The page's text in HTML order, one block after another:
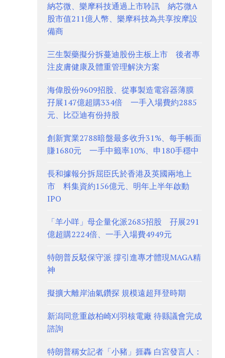
納芯微、樂摩科技通過上市聆訊 納芯微A
股市值211億人幣、樂摩科技為共享按摩設
備商
三生製藥擬分拆蔓迪股份主板上市 後者專
注皮膚健康及體重管理解決方案
海偉股份9609招股、從事製造電容器薄膜
孖展147億超購334倍 一手入場費約2885
元、比亞迪有份持股
創新實業2788暗盤最多收升31%、每手帳面
賺1680元 一手中籤率10%、申180手穩中
長和據報分拆屈臣氏於香港及英國兩地上
市 料集資約156億元、明年上半年啟動
IPO
「羊小咩」母企量化派2685招股 孖展291
億超購2224倍、一手入場費4949元
特朗普反駁保守派 撐引進專才體現MAGA精
神
擬擴大離岸油氣鑽探 規模遠超拜登時期
新潟同意重啟柏崎刈羽核電廠 待縣議會完成
諮詢
特朗普稱女記者「小豬」捱轟 白宮發言人：